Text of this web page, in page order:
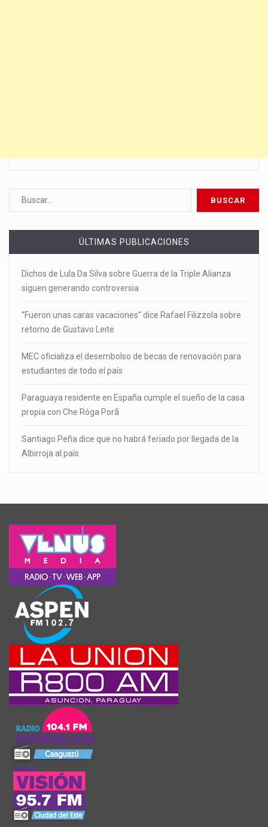
ÚLTIMAS PUBLICACIONES
Dichos de Lula Da Silva sobre Guerra de la Triple Alianza
siguen generando controversia
“Fueron unas caras vacaciones” dice Rafael Filizzola sobre
retorno de Gustavo Leite
MEC oficializa el desembolso de becas de renovación para
estudiantes de todo el país
Paraguaya residente en España cumple el sueño de la casa
propia con Che Róga Porã
Santiago Peña dice que no habrá feriado por llegada de la
Albirroja al país